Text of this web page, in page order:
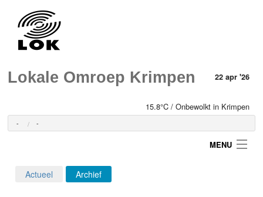
Lokale Omroep Krimpen 22 apr '26
15.8°C / Onbewolkt in Krimpen
- -
MENU
Actueel Archief